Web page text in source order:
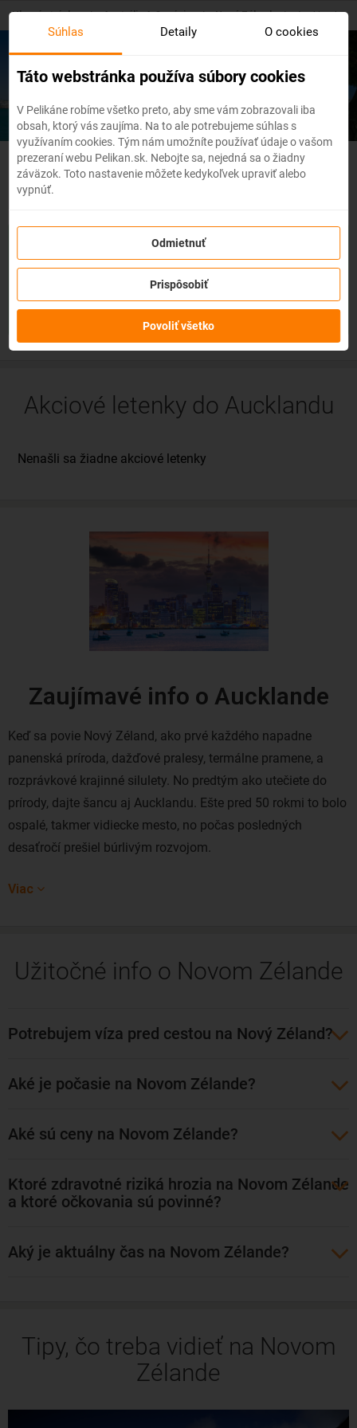
Skip
content
Hlavná stránka / Austrália A Oceánia / Nový Zéland / Auckland
Lacné letenkyAuckland
Nový Zéland - Flexibilné letenky
zmena z akéhokoľvek dôvodu
letenky do 3 dní pred odletombez udania dôvodu!Po
zakúpení služby získate na zmenu údajov na letenke k
dispozíciikredit vo výške až 80% ceny z rezervácie.Službu si
môžete zakúpiť priamo pri procese rezervácie letenky.
Akciové letenky do Aucklandu
Zaujímavé info o Aucklande
Keď sa povie Nový Zéland, ako prvé každého napadne
panenská príroda, dažďové pralesy, termálne pramene, a
rozprávkové krajinné silulety. No predtým ako utečiete do
prírody, dajte šancu aj Aucklandu. Ešte pred 50 rokmi to bolo
ospalé, takmer vidiecke mesto, no počas posledných
desaťročí prešiel búrlivým rozvojom.
sopky, ktorých je v okolí Aucklandu takmer 40. Pobrežie je
Nahliadnuť do podmorského sveta tu môžu nielen potápači -
podmorským tunelom bez toho, aby ste sa zamokryli.
v obrovskom mestskom parku predstavujú rôzne kultúry a
Blízko Aucklandu je aj mesto Rotorua, ktoré je centrom
Maorov - pôvodných obyvateľov Nového Zélandu. Ak sa
rôznych zaujímavostiach z histórie národa, nenechajte si
Viac
Užitočné info o Novom Zélande
Potrebujem víza pred cestou na Nový Zéland?
Aké je počasie na Novom Zélande?
Aké sú ceny na Novom Zélande?
Ktoré zdravotné riziká hrozia na Novom Zélande
a ktoré očkovania sú povinné?
Aký je aktuálny čas na Novom Zélande?
Tipy, čo treba vidieť na Novom
Zélande
Súhlas Detaily O cookies
Táto webstránka používa súbory cookies
V Pelikáne robíme všetko preto, aby sme vám zobrazovali iba
obsah, ktorý vás zaujíma. Na to ale potrebujeme súhlas s
využívaním cookies. Tým nám umožníte používať údaje o vašom
prezeraní webu Pelikan.sk. Nebojte sa, nejedná sa o žiadny
záväzok. Toto nastavenie môžete kedykoľvek upraviť alebo
vypnúť.
Odmietnuť
Prispôsobiť
Povoliť všetko